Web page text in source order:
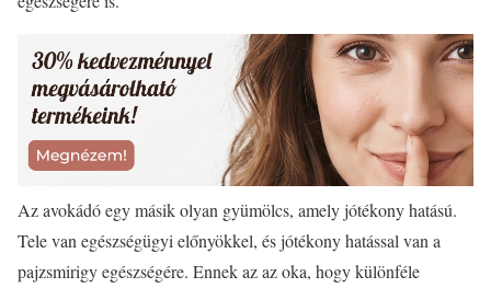
Az avokádó egy másik olyan gyümölcs, amely jótékony hatású.
Tele van egészségügyi előnyökkel, és jótékony hatással van a
pajzsmirigy egészségére. Ennek az az oka, hogy különféle